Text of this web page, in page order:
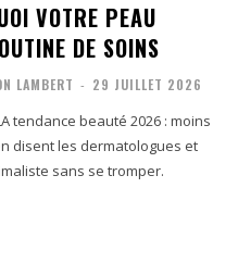
VOTRE PEAU
DE SOINS
LAMBERT - 29 JUILLET 2026
tendance beauté 2026 : moins
disent les dermatologues et
sans se tromper.